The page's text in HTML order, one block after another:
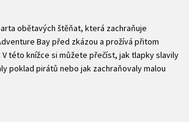
obětavých štěňat, která zachraňuje
Bay před zkázou a prožívá přitom
této knížce si můžete přečíst, jak tlapky slavily
poklad pirátů nebo jak zachraňovaly malou